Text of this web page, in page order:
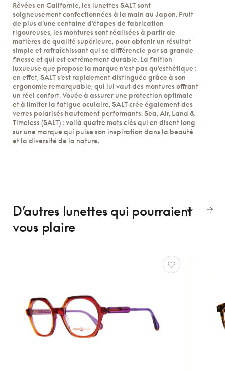
Rêvées en Californie, les lunettes SALT sont
soigneusement confectionnées à la main au Japon. Fruit
de plus d’une centaine d’étapes de fabrication
rigoureuses, les montures sont réalisées à partir de
matières de qualité supérieure, pour obtenir un résultat
simple et rafraîchissant qui se différencie par sa grande
finesse et qui est extrêmement durable. La finition
luxueuse que propose la marque n’est pas qu’esthétique :
en effet, SALT s’est rapidement distinguée grâce à son
ergonomie remarquable, qui lui vaut des montures offrant
un réel confort. Vouée à assurer une protection optimale
et à limiter la fatigue oculaire, SALT crée également des
verres polarisés hautement performants. Sea, Air, Land &
Timeless (SALT) : voilà quatre mots clés qui en disent long
sur une marque qui puise son inspiration dans la beauté
et la diversité de la nature.
D’autres lunettes qui pourraient
vous plaire